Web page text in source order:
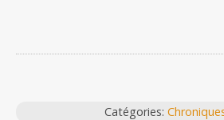
Catégories: